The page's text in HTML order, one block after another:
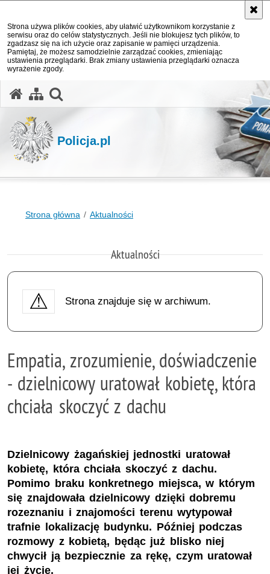
Strona używa plików cookies, aby ułatwić użytkownikom korzystanie z
serwisu oraz do celów statystycznych. Jeśli nie blokujesz tych plików, to
zgadzasz się na ich użycie oraz zapisanie w pamięci urządzenia.
Pamiętaj, że możesz samodzielnie zarządzać cookies, zmieniając
ustawienia przeglądarki. Brak zmiany ustawienia przeglądarki oznacza
wyrażenie zgody.
Policja.pl
Strona główna Aktualności
Aktualności
Strona znajduje się w archiwum.
Empatia, zrozumienie, doświadczenie
- dzielnicowy uratował kobietę, która
chciała skoczyć z dachu
Dzielnicowy żagańskiej jednostki uratował
kobietę, która chciała skoczyć z dachu.
Pomimo braku konkretnego miejsca, w którym
się znajdowała dzielnicowy dzięki dobremu
rozeznaniu i znajomości terenu wytypował
trafnie lokalizację budynku. Później podczas
rozmowy z kobietą, będąc już blisko niej
chwycił ją bezpiecznie za rękę, czym uratował
jej życie.